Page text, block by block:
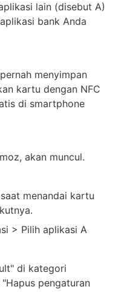
lain (disebut A)
bank Anda
menyimpan
kartu dengan NFC
di smartphone
akan muncul.
menandai kartu
> Pilih aplikasi A
di kategori
pengaturan